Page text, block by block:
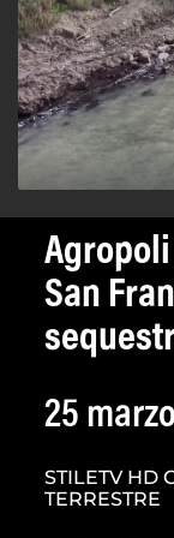
San
25
STILETV HD
TERRESTRE